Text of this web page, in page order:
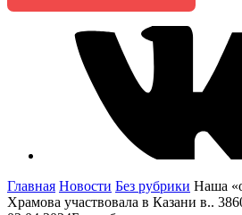
Главная Новости Без рубрики Наша
Храмова участвовала в Казани в..